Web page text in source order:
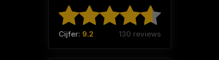
Johan (Team: Team Blue)
Cijfer: 9.2 130 reviews